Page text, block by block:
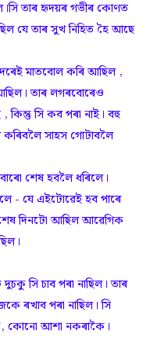
তাৰ হৃদয়ৰ গভীৰ কোণত
যে তাৰ সুখ নিহিত হৈ আছে
মাতবোল কৰি আছিল ,
তাৰ লগৰবোৰেও
কিন্তু সি কব পৰা নাই। বহু
কৰিবলৈ সাহস গোটাবলৈ
শেষ হবলৈ ধৰিলে।
- যে এইটোৱেই হব পাৰে
দিনটো আছিল আৱেগিক
সি চাব পৰা নাছিল। তাৰ
ৰখাব পৰা নাছিল। সি
কোনো আশা নকৰাকৈ।